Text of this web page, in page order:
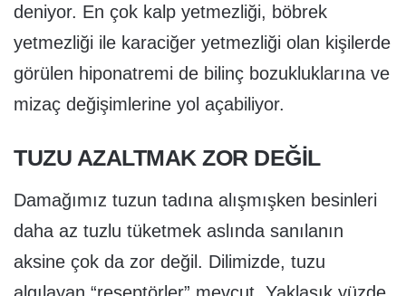
deniyor. En çok kalp yetmezliği, böbrek
yetmezliği ile karaciğer yetmezliği olan kişilerde
görülen hiponatremi de bilinç bozukluklarına ve
mizaç değişimlerine yol açabiliyor.
TUZU AZALTMAK ZOR DEĞİL
Damağımız tuzun tadına alışmışken besinleri
daha az tuzlu tüketmek aslında sanılanın
aksine çok da zor değil. Dilimizde, tuzu